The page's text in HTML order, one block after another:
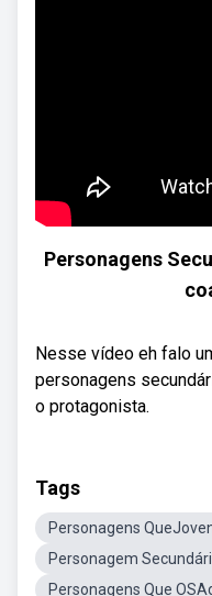
Personagens
Nesse vídeo eh falo
personagens
o protagonista.
Tags
Personagens
Personagem
Personagens Que